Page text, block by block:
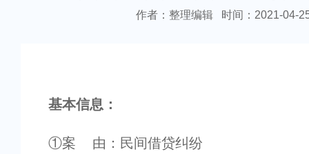
作者：整理编辑 时间：2021-04-
基本信息：
①案 由：民间借贷纠纷